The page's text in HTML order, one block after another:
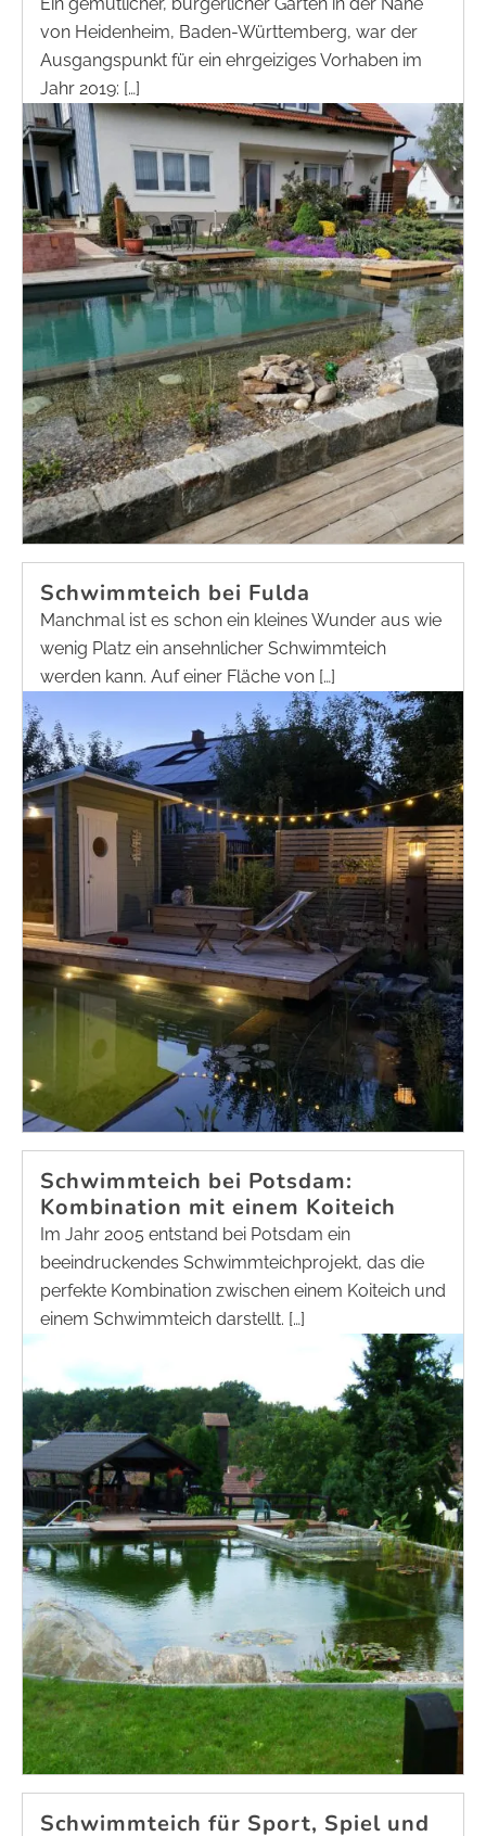
von Heidenheim, Baden-Württemberg, war der
Ausgangspunkt für ein ehrgeiziges Vorhaben im
Jahr 2019: […]
Schwimmteich bei Fulda
Manchmal ist es schon ein kleines Wunder aus wie
wenig Platz ein ansehnlicher Schwimmteich
werden kann. Auf einer Fläche von […]
Schwimmteich bei Potsdam:
Kombination mit einem Koiteich
Im Jahr 2005 entstand bei Potsdam ein
beeindruckendes Schwimmteichprojekt, das die
perfekte Kombination zwischen einem Koiteich und
einem Schwimmteich darstellt. […]
Schwimmteich für Sport, Spiel und